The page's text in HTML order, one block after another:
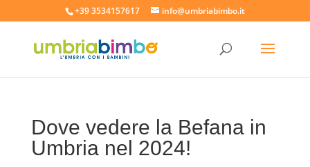
+39 3534157617 info@umbriabimbo.it
Dove vedere la Befana in
Umbria nel 2024!